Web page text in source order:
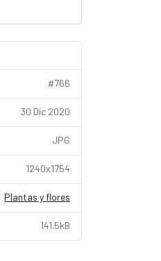
#766
30 Dic 2020
JPG
1240x1754
Plantas y flores
141.5kB